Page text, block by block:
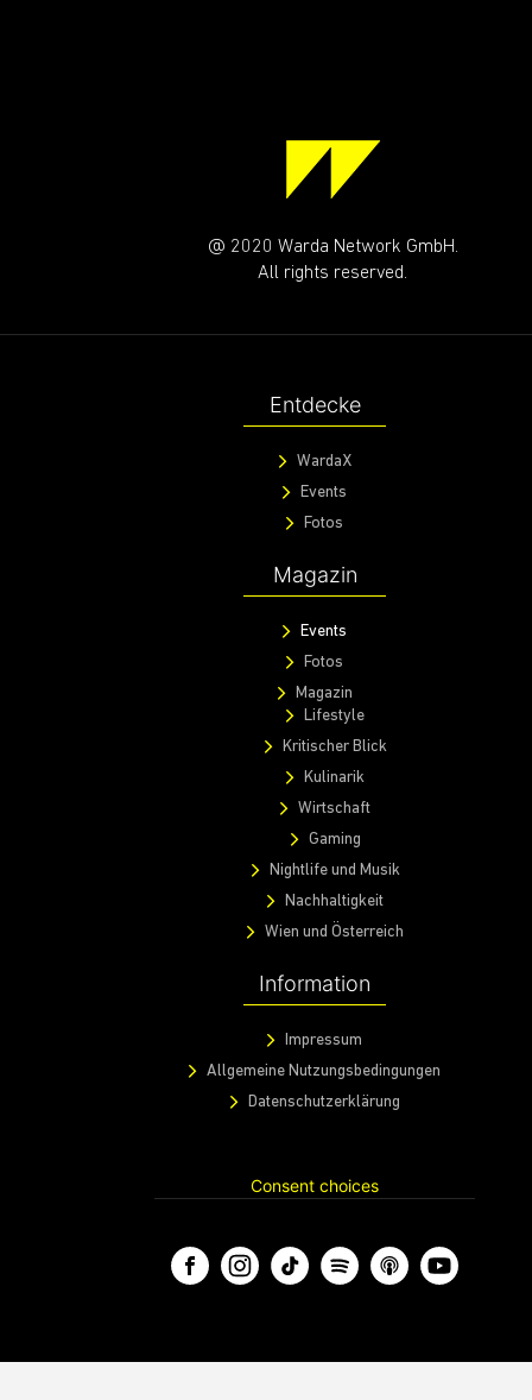
@ 2020 Warda Network GmbH.
All rights reserved.
Entdecke
WardaX
Events
Fotos
Magazin
Events
Fotos
Magazin
Lifestyle
Kritischer Blick
Kulinarik
Wirtschaft
Gaming
Nightlife und Musik
Nachhaltigkeit
Wien und Österreich
Information
Impressum
Allgemeine Nutzungsbedingungen
Datenschutzerklärung
Consent choices